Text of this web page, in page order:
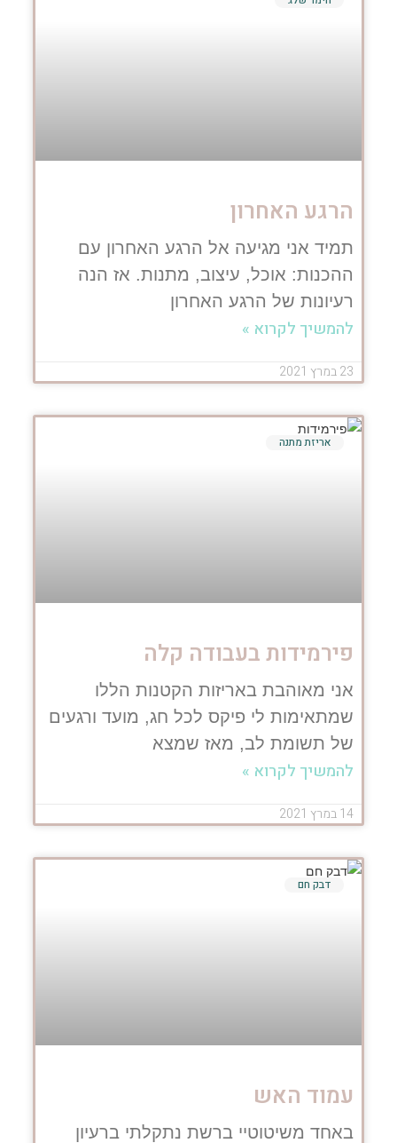
הרגע האחרון
תמיד אני מגיעה אל הרגע האחרון עם
ההכנות: אוכל, עיצוב, מתנות. אז הנה
רעיונות של הרגע האחרון
להמשיך לקרוא »
23 במרץ 2021
אריזת מתנה
פירמידות בעבודה קלה
אני מאוהבת באריזות הקטנות הללו
שמתאימות לי פיקס לכל חג, מועד ורגעים
של תשומת לב, מאז שמצא
להמשיך לקרוא »
14 במרץ 2021
דבק חם
עמוד האש
באחד משיטוטיי ברשת נתקלתי ברעיון